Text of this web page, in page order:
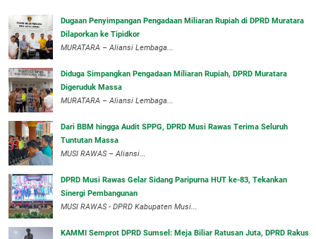
‎Dugaan Penyimpangan Pengadaan Miliaran Rupiah di DPRD Muratara
Dilaporkan ke Tipidkor
‎MURATARA – Aliansi Lembaga...
Diduga Simpangkan Pengadaan Miliaran Rupiah, DPRD Muratara
Digeruduk Massa
‎MURATARA – Aliansi Lembaga...
Dari BBM hingga Audit SPPG, DPRD Musi Rawas Terima Seluruh
Tuntutan Massa
MUSI RAWAS – Aliansi...
DPRD Musi Rawas Gelar Sidang Paripurna HUT ke-83, Tekankan
Sinergi Pembangunan
MUSI RAWAS - DPRD Kabupaten Musi...
KAMMI Semprot DPRD Sumsel: Meja Biliar Ratusan Juta, DPRD Rakus